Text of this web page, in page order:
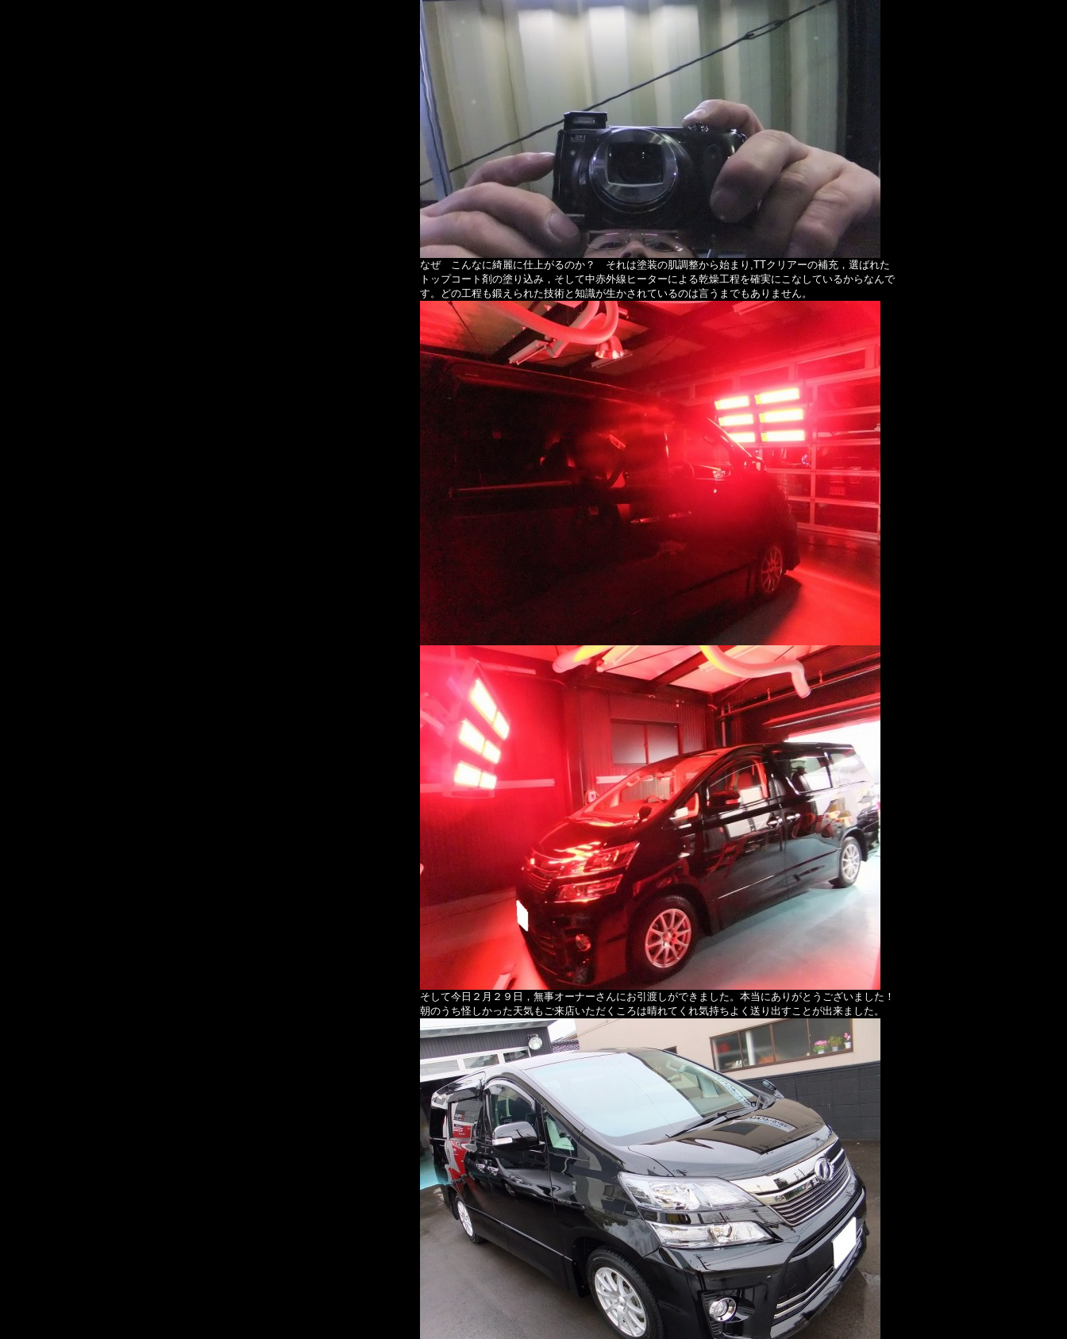
なぜ こんなに綺麗に仕上がるのか？ それは塗装の肌調整から始まり,TTクリアーの補充，選ばれた
トップコート剤の塗り込み，そして中赤外線ヒーターによる乾燥工程を確実にこなしているからなんで
す。どの工程も鍛えられた技術と知識が生かされているのは言うまでもありません。
そして今日２月２９日，無事オーナーさんにお引渡しができました。本当にありがとうございました！
朝のうち怪しかった天気もご来店いただくころは晴れてくれ気持ちよく送り出すことが出来ました。